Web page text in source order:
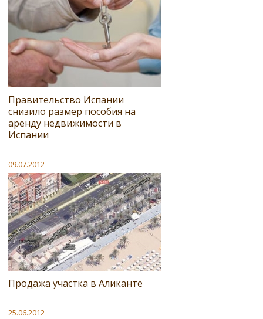
Правительство Испании
снизило размер пособия на
аренду недвижимости в
Испании
09.07.2012
Продажа участка в Аликанте
25.06.2012